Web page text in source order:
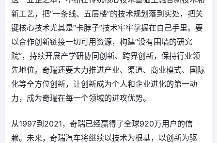
新工艺，把“一条线、五层楼”的技术规划落到实处，把关
键核心技术尤其是“卡脖子”技术牢牢掌握在自己手里。要
以合作创新链接一切可用资源，构建“没有围墙的研究
院”，持续开展产学研协同创新、跨界创新，保持行业领
先地位。奇瑞还要大力推进产业、渠道、商业模式、国际
化等全方位创新，让创新成为个人和企业进化的第一动
力，成为奇瑞在每一个领域的进攻优势。
从1997到2021，奇瑞已经赢得了全球920万用户的信
赖。未来，奇瑞汽车将继续以技术为根基，以创新为驱